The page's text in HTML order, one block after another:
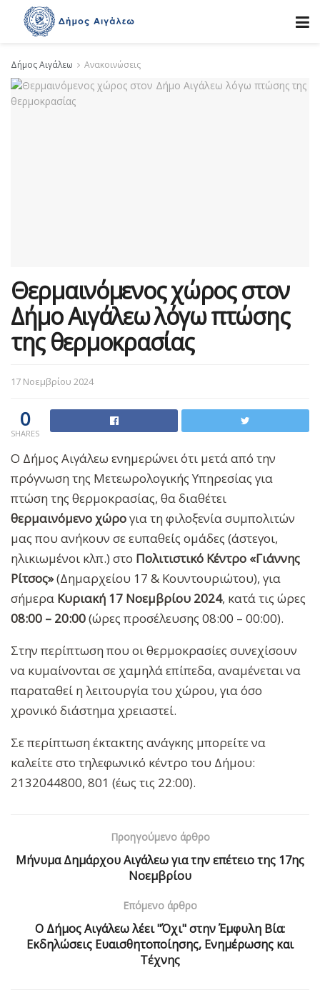
Δήμος Αιγάλεω Ανακοινώσεις
Θερμαινόμενος χώρος στον
Δήμο Αιγάλεω λόγω πτώσης
της θερμοκρασίας
17 Νοεμβρίου 2024
0
SHARES
Ο Δήμος Αιγάλεω ενημερώνει ότι μετά από την
πρόγνωση της Μετεωρολογικής Υπηρεσίας για
πτώση της θερμοκρασίας, θα διαθέτει
θερμαινόμενο χώρογια τη φιλοξενία συμπολιτών
μας που ανήκουν σε ευπαθείς ομάδες (άστεγοι,
ηλικιωμένοι κλπ.) στο Πολιτιστικό Κέντρο «Γιάννης
Ρίτσος»(Δημαρχείου 17 & Κουντουριώτου), για
σήμερα Κυριακή 17 Νοεμβρίου 2024, κατά τις ώρες
08:00 – 20:00(ώρες προσέλευσης 08:00 – 00:00).
Στην περίπτωση που οι θερμοκρασίες συνεχίσουν
να κυμαίνονται σε χαμηλά επίπεδα, αναμένεται να
παραταθεί η λειτουργία του χώρου, για όσο
χρονικό διάστημα χρειαστεί.
Σε περίπτωση έκτακτης ανάγκης μπορείτε να
καλείτε στο τηλεφωνικό κέντρο του Δήμου:
2132044800, 801 (έως τις 22:00).
Προηγούμενο άρθρο
Μήνυμα Δημάρχου Αιγάλεω για την επέτειο της 17ης
Νοεμβρίου
Επόμενο άρθρο
Ο Δήμος Αιγάλεω λέει "Όχι" στην Έμφυλη Βία:
Εκδηλώσεις Ευαισθητοποίησης, Ενημέρωσης και
Τέχνης